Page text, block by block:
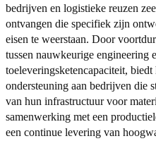
bedrijven en logistieke reuzen
ontvangen die specifiek zijn
eisen te weerstaan. Door
tussen nauwkeurige engineering
toeleveringsketencapaciteit,
ondersteuning aan bedrijven die
van hun infrastructuur voor
samenwerking met een
een continue levering van